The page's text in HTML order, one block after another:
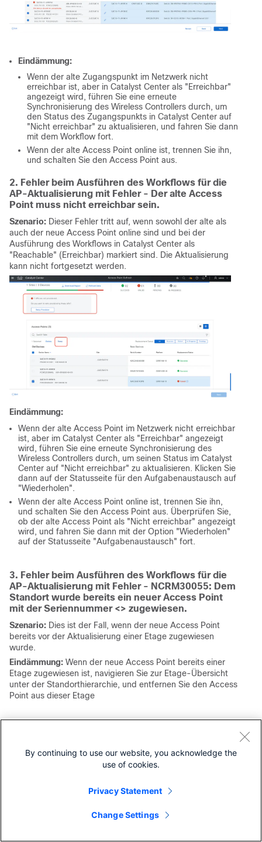
Eindämmung:
Wenn der alte Zugangspunkt im Netzwerk nicht
erreichbar ist, aber in Catalyst Center als "Erreichbar"
angezeigt wird, führen Sie eine erneute
Synchronisierung des Wireless Controllers durch, um
den Status des Zugangspunkts in Catalyst Center auf
"Nicht erreichbar" zu aktualisieren, und fahren Sie dann
mit dem Workflow fort.
Wenn der alte Access Point online ist, trennen Sie ihn,
und schalten Sie den Access Point aus.
2. Fehler beim Ausführen des Workflows für die
AP-Aktualisierung mit Fehler - Der alte Access
Point muss nicht erreichbar sein.
Szenario: Dieser Fehler tritt auf, wenn sowohl der alte als
auch der neue Access Point online sind und bei der
Ausführung des Workflows in Catalyst Center als
"Reachable" (Erreichbar) markiert sind. Die Aktualisierung
kann nicht fortgesetzt werden.
Eindämmung:
Wenn der alte Access Point im Netzwerk nicht erreichbar
ist, aber im Catalyst Center als "Erreichbar" angezeigt
wird, führen Sie eine erneute Synchronisierung des
Wireless Controllers durch, um seinen Status im Catalyst
Center auf "Nicht erreichbar" zu aktualisieren. Klicken Sie
dann auf der Statusseite für den Aufgabenaustausch auf
"Wiederholen".
Wenn der alte Access Point online ist, trennen Sie ihn,
und schalten Sie den Access Point aus. Überprüfen Sie,
ob der alte Access Point als "Nicht erreichbar" angezeigt
wird, und fahren Sie dann mit der Option "Wiederholen"
auf der Statusseite "Aufgabenaustausch" fort.
3. Fehler beim Ausführen des Workflows für die
AP-Aktualisierung mit Fehler - NCRM30055: Dem
Standort wurde bereits ein neuer Access Point
mit der Seriennummer <> zugewiesen.
Szenario: Dies ist der Fall, wenn der neue Access Point
bereits vor der Aktualisierung einer Etage zugewiesen
wurde.
Eindämmung: Wenn der neue Access Point bereits einer
Etage zugewiesen ist, navigieren Sie zur Etage-Übersicht
unter der Standorthierarchie, und entfernen Sie den Access
Point aus dieser Etage
Konfiguration des Access Points fehlgeschlagen."
Wenn der alte Zugangspunkt offline ist und der
angezeigt wird, der neue Zugangspunkt jedoch nicht
By continuing to use our website, you acknowledge the
use of cookies.
Privacy Statement
Change Settings